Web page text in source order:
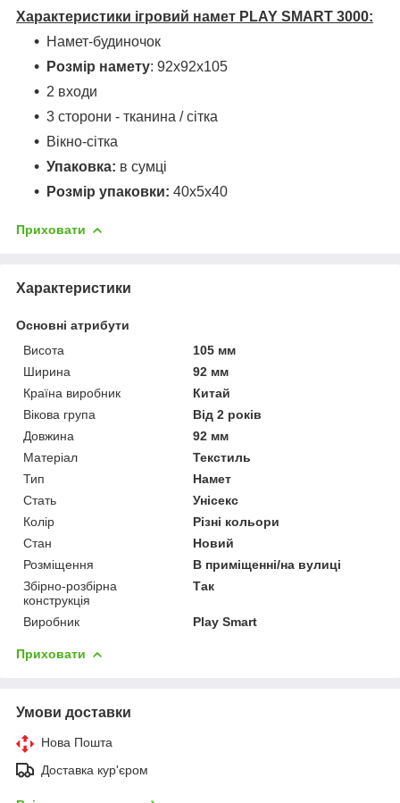
Характеристики ігровий намет PLAY SMART 3000:
Намет-будиночок
Розмір намету: 92х92х105
2 входи
3 сторони - тканина / сітка
Вікно-сітка
Упаковка: в сумці
Розмір упаковки: 40х5х40
Приховати
Характеристики
Основні атрибути
Висота
105 мм
Ширина
92 мм
Країна виробник
Китай
Вікова група
Від 2 років
Довжина
92 мм
Матеріал
Текстиль
Тип
Намет
Стать
Унісекс
Колір
Різні кольори
Стан
Новий
Розміщення
В приміщенні/на вулиці
Збірно-розбірна
конструкція
Так
Виробник Play Smart
Приховати
Умови доставки
Нова Пошта
Доставка кур'єром